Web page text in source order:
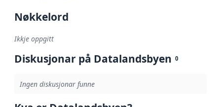
Nøkkelord
Ikkje oppgitt
Diskusjonar på Datalandsbyen 0
Ingen diskusjonar funne